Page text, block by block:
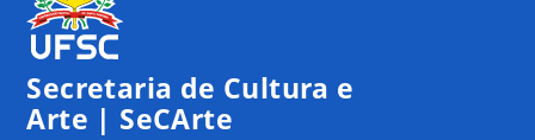
Secretaria de Cultura e
Arte | SeCArte